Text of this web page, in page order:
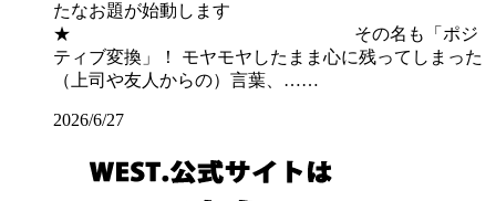
たなお題が始動します
★ その名も「ポジ
ティブ変換」！ モヤモヤしたまま心に残ってしまった
（上司や友人からの）言葉、……
2026/6/27